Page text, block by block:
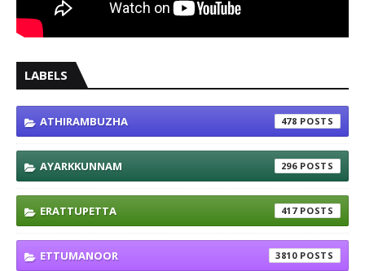
LABELS
ATHIRAMBUZHA 478
AYARKKUNNAM 296
ERATTUPETTA 417
ETTUMANOOR 3810